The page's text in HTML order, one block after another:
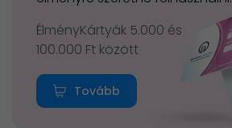
ÉlményKártyák 5.000 és
100.000 Ft között
Tovább